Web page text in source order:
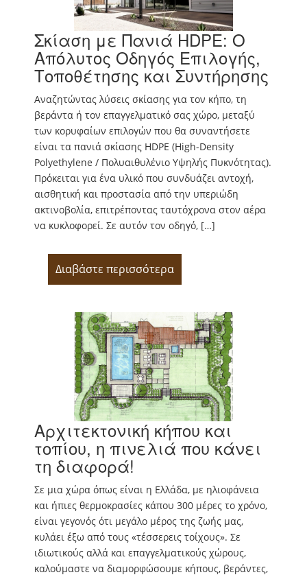
Σκίαση με Πανιά HDPE: Ο
Απόλυτος Οδηγός Επιλογής,
Τοποθέτησης και Συντήρησης
Αναζητώντας λύσεις σκίασης για τον κήπο, τη
βεράντα ή τον επαγγελματικό σας χώρο, μεταξύ
των κορυφαίων επιλογών που θα συναντήσετε
είναι τα πανιά σκίασης HDPE (High-Density
Polyethylene / Πολυαιθυλένιο Υψηλής Πυκνότητας).
Πρόκειται για ένα υλικό που συνδυάζει αντοχή,
αισθητική και προστασία από την υπεριώδη
ακτινοβολία, επιτρέποντας ταυτόχρονα στον αέρα
να κυκλοφορεί. Σε αυτόν τον οδηγό, […]
Διαβάστε περισσότερα
Αρχιτεκτονική κήπου και
τοπίου, η πινελιά που κάνει
τη διαφορά!
Σε μια χώρα όπως είναι η Ελλάδα, με ηλιοφάνεια
και ήπιες θερμοκρασίες κάπου 300 μέρες το χρόνο,
είναι γεγονός ότι μεγάλο μέρος της ζωής μας,
κυλάει έξω από τους «τέσσερεις τοίχους». Σε
ιδιωτικούς αλλά και επαγγελματικούς χώρους,
καλούμαστε να διαμορφώσουμε κήπους, βεράντες,